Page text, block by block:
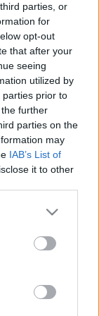
parties, or
for
opt-out
that after your
seeing
utilized by
parties prior to
further
parties on the
may
IAB’s List of
it to other
more Google
may click to
party tags to
below Google
a múlt
megáll
érzi itt
pályafutását
amerikai
egy
féltékenységből
át. A látszat